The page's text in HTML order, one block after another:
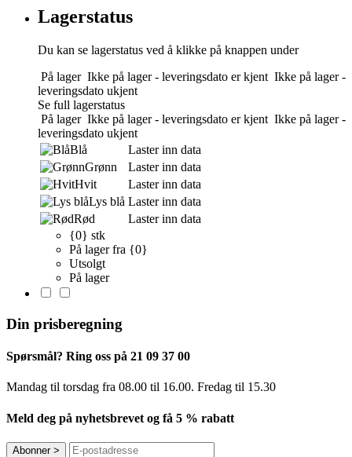
Lagerstatus
Du kan se lagerstatus ved å klikke på knappen under
På lager Ikke på lager - leveringsdato er kjent Ikke på lager -
leveringsdato ukjent
Se full lagerstatus
På lager Ikke på lager - leveringsdato er kjent Ikke på lager -
leveringsdato ukjent
Blå
Laster inn data
Grønn
Laster inn data
Hvit
Laster inn data
Lys blå Laster inn data
Rød
Laster inn data
{0} stk
På lager fra {0}
Utsolgt
På lager
Din prisberegning
Spørsmål? Ring oss på 21 09 37 00
Mandag til torsdag ​​fra 08.00 til 16.00. Fredag til 15.30
Meld deg på nyhetsbrevet og få 5 % rabatt
Abonner>